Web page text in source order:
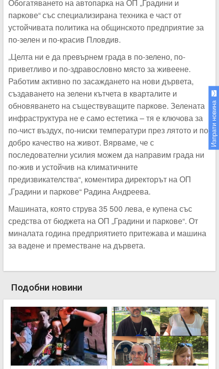
Обогатяването на автопарка на ОП „Градини и
паркове“ със специализирана техника е част от
устойчивата политика на общинското предприятие за
по-зелен и по-красив Пловдив.
„Целта ни е да превърнем града в по-зелено, по-
приветливо и по-здравословно място за живеене.
Работим активно по засаждането на нови дървета,
създаването на зелени кътчета в кварталите и
обновяването на съществуващите паркове. Зелената
инфраструктура не е само естетика – тя е ключова за
по-чист въздух, по-ниски температури през лятото и по-
добро качество на живот. Вярваме, че с
последователни усилия можем да направим града ни
по-жив и устойчив на климатичните
предизвикателства“, коментира директорът на ОП
„Градини и паркове“ Радина Андреева.
Машината, която струва 35 500 лева, е купена със
средства от бюджета на ОП „Градини и паркове“. От
миналата година предприятието притежава и машина
за вадене и преместване на дървета.
Подобни новини
Изпрати новина